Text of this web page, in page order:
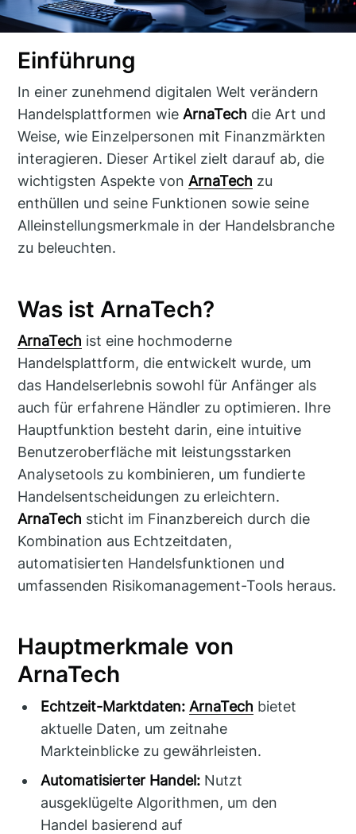
Einführung
In einer zunehmend digitalen Welt verändern
Handelsplattformen wieArnaTech die Art und
Weise, wie Einzelpersonen mit Finanzmärkten
interagieren. Dieser Artikel zielt darauf ab, die
wichtigsten Aspekte vonArnaTech zu
enthüllen und seine Funktionen sowie seine
Alleinstellungsmerkmale in der Handelsbranche
zu beleuchten.
Was ist ArnaTech?
ArnaTech ist eine hochmoderne
Handelsplattform, die entwickelt wurde, um
das Handelserlebnis sowohl für Anfänger als
auch für erfahrene Händler zu optimieren. Ihre
Hauptfunktion besteht darin, eine intuitive
Benutzeroberfläche mit leistungsstarken
Analysetools zu kombinieren, um fundierte
Handelsentscheidungen zu erleichtern.
ArnaTech sticht im Finanzbereich durch die
Kombination aus Echtzeitdaten,
automatisierten Handelsfunktionen und
umfassenden Risikomanagement-Tools heraus.
Hauptmerkmale von
ArnaTech
Echtzeit-Marktdaten: ArnaTech bietet
aktuelle Daten, um zeitnahe
Markteinblicke zu gewährleisten.
Automatisierter Handel: Nutzt
ausgeklügelte Algorithmen, um den
Handel basierend auf